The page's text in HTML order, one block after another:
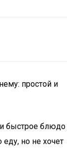
простой и
быстрое блюдо
еду, но не хочет